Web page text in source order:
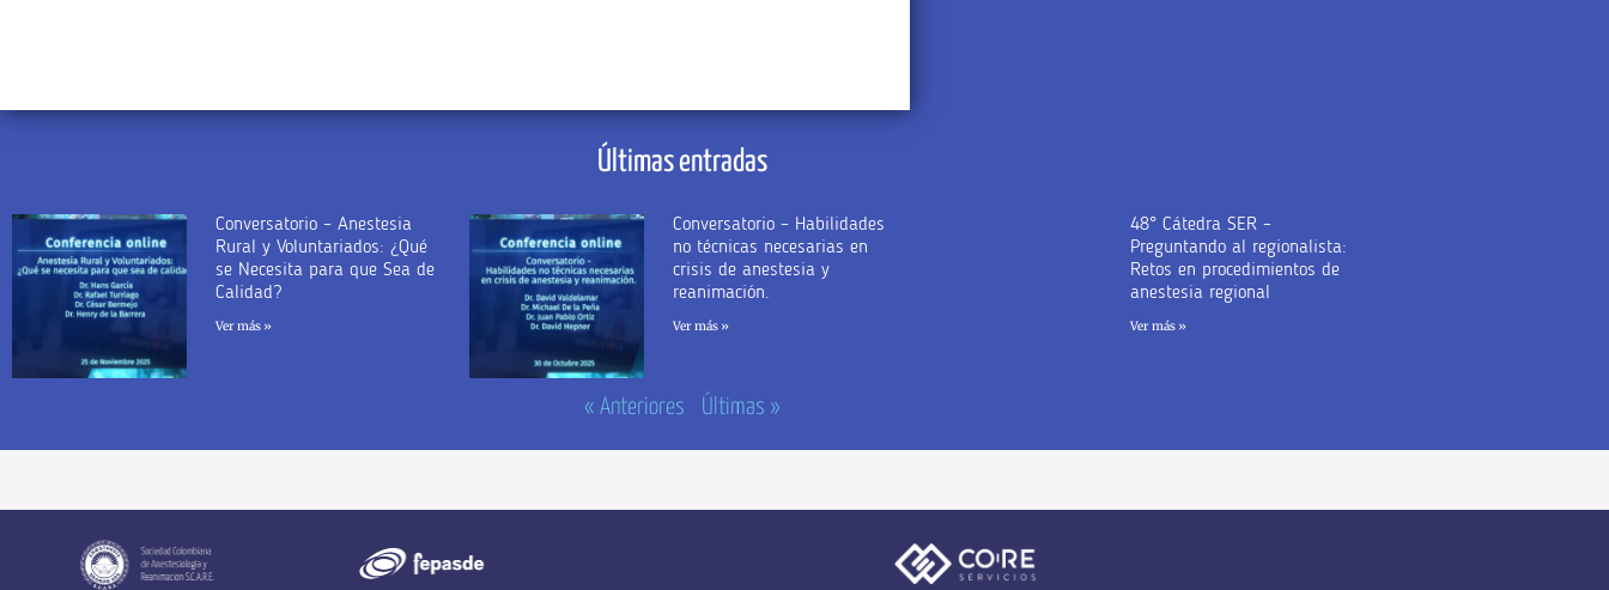
Últimas entradas
Conversatorio – Anestesia
Rural y Voluntariados: ¿Qué
se Necesita para que Sea de
Calidad?
Ver más »
Conversatorio – Habilidades
no técnicas necesarias en
crisis de anestesia y
reanimación.
Ver más »
48° Cátedra SER –
Preguntando al regionalista:
Retos en procedimientos de
anestesia regional
Ver más »
« Anteriores Últimas »